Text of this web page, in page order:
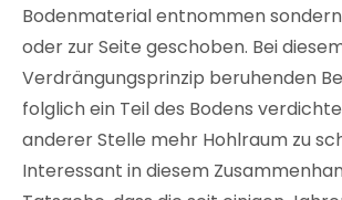
Bodenmaterial entnommen
oder zur Seite geschoben. Bei
Verdrängungsprinzip beruhenden
folglich ein Teil des Bodens
anderer Stelle mehr Hohlraum zu
Interessant in diesem